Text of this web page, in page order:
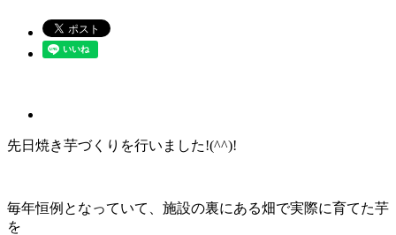
先日焼き芋づくりを行いました!(^^)!
毎年恒例となっていて、施設の裏にある畑で実際に育てた芋
を